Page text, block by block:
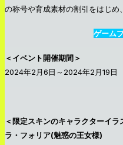
の称号や育成素材の割引をはじめ
ゲーム
＜イベント開催期間＞
2024年2月6日～2024年2月19日
＜限定スキンのキャラクターイラ
ラ・フォリア(魅惑の王女様)